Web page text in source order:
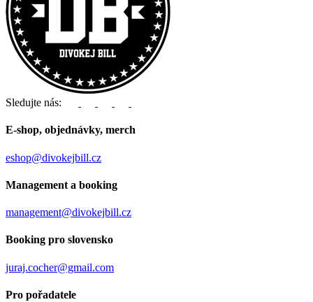
Sledujte nás:
E-shop, objednávky, merch
eshop@divokejbill.cz
Management a booking
management@divokejbill.cz
Booking pro slovensko
juraj.cocher@gmail.com
Pro pořadatele